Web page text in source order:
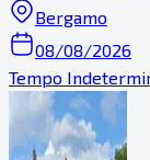
Bergamo
08/08/2026
Tempo